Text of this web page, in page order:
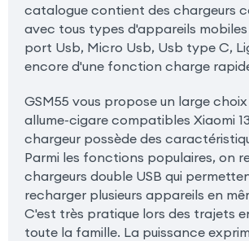
catalogue contient des chargeurs
avec tous types d'appareils
port Usb, Micro Usb, Usb type C,
encore d'une fonction charge
GSM55 vous propose un large
allume-cigare compatibles Xiaomi
chargeur possède des
Parmi les fonctions populaires, on
chargeurs double USB qui
recharger plusieurs appareils en
C'est très pratique lors des trajets
toute la famille. La puissance